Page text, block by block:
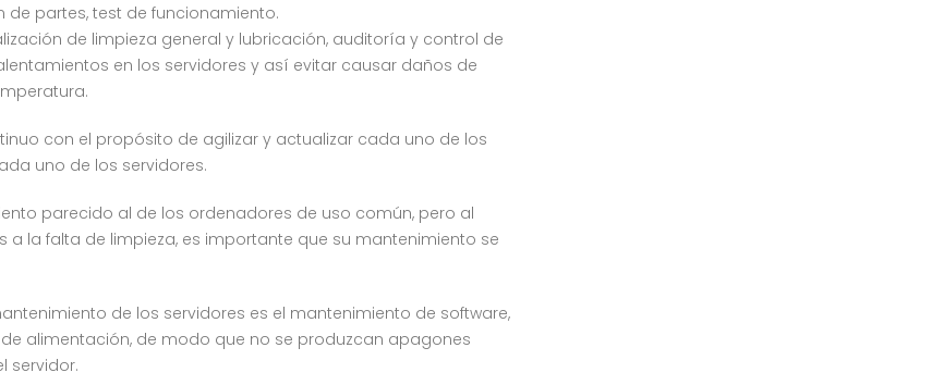
de partes, test de funcionamiento.
de limpieza general y lubricación, auditoría y control de
en los servidores y así evitar causar daños de
con el propósito de agilizar y actualizar cada uno de los
uno de los servidores.
parecido al de los ordenadores de uso común, pero al
la falta de limpieza, es importante que su mantenimiento se
de los servidores es el mantenimiento de software,
alimentación, de modo que no se produzcan apagones
servidor.